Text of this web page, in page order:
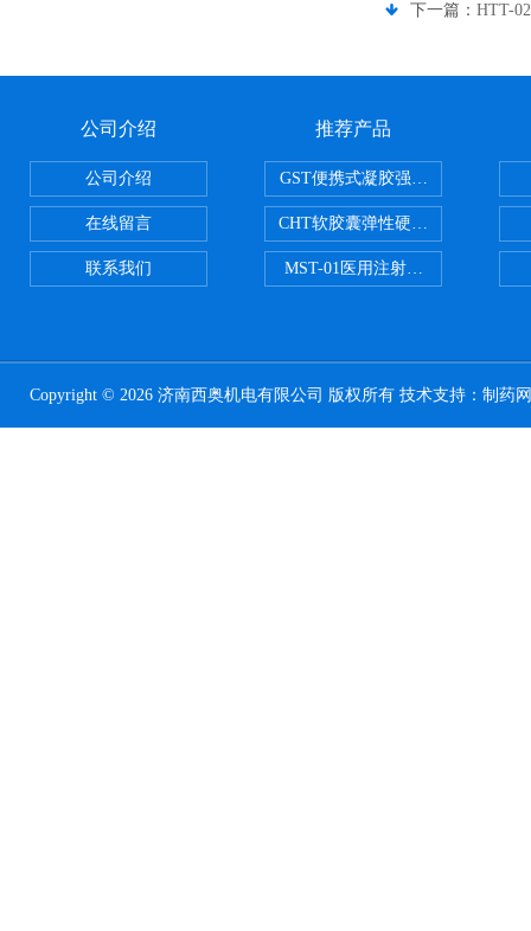
下一篇： HTT-
公司介绍
公司介绍
在线留言
联系我们
推荐产品
GST便携式凝胶强度测定仪
CHT软胶囊弹性硬度测试仪
MST-01医用注射器测试仪
Copyright © 2026 济南西奥机电有限公司 版权所有 技术支持： 制药网